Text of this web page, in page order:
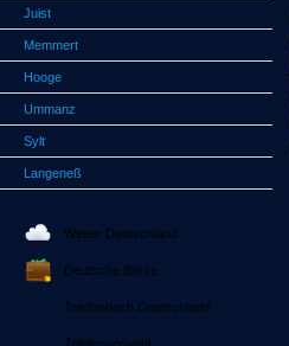
Juist
Memmert
Hooge
Ummanz
Sylt
Langeneß
Wetter Deutschland
Deutsche Börse
Telefonbuch Deutschland